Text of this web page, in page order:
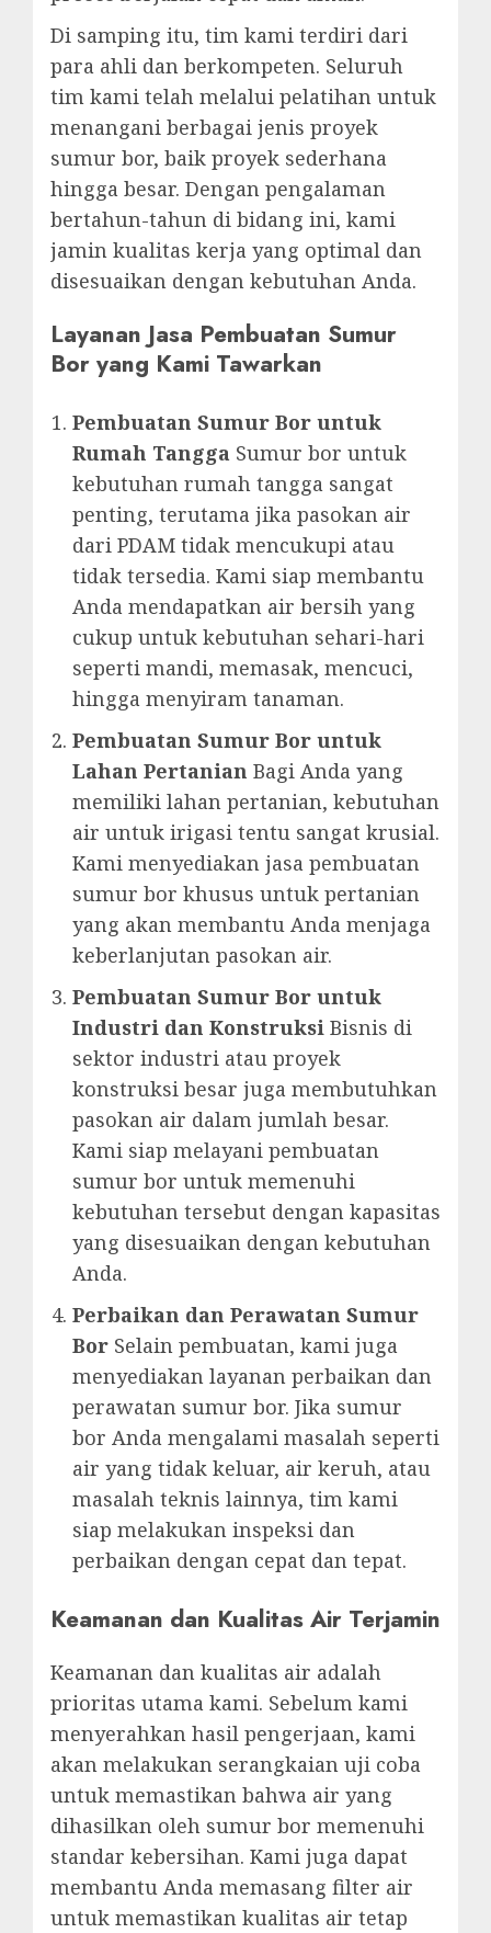
Di samping itu, tim kami terdiri dari
para ahli dan berkompeten. Seluruh
tim kami telah melalui pelatihan untuk
menangani berbagai jenis proyek
sumur bor, baik proyek sederhana
hingga besar. Dengan pengalaman
bertahun-tahun di bidang ini, kami
jamin kualitas kerja yang optimal dan
disesuaikan dengan kebutuhan Anda.
Layanan Jasa Pembuatan Sumur
Bor yang Kami Tawarkan
Pembuatan Sumur Bor untuk
Rumah Tangga Sumur bor untuk
kebutuhan rumah tangga sangat
penting, terutama jika pasokan air
dari PDAM tidak mencukupi atau
tidak tersedia. Kami siap membantu
Anda mendapatkan air bersih yang
cukup untuk kebutuhan sehari-hari
seperti mandi, memasak, mencuci,
hingga menyiram tanaman.
Pembuatan Sumur Bor untuk
Lahan Pertanian Bagi Anda yang
memiliki lahan pertanian, kebutuhan
air untuk irigasi tentu sangat krusial.
Kami menyediakan jasa pembuatan
sumur bor khusus untuk pertanian
yang akan membantu Anda menjaga
keberlanjutan pasokan air.
Pembuatan Sumur Bor untuk
Industri dan Konstruksi Bisnis di
sektor industri atau proyek
konstruksi besar juga membutuhkan
pasokan air dalam jumlah besar.
Kami siap melayani pembuatan
sumur bor untuk memenuhi
kebutuhan tersebut dengan kapasitas
yang disesuaikan dengan kebutuhan
Anda.
Perbaikan dan Perawatan Sumur
Bor Selain pembuatan, kami juga
menyediakan layanan perbaikan dan
perawatan sumur bor. Jika sumur
bor Anda mengalami masalah seperti
air yang tidak keluar, air keruh, atau
masalah teknis lainnya, tim kami
siap melakukan inspeksi dan
perbaikan dengan cepat dan tepat.
Keamanan dan Kualitas Air Terjamin
Keamanan dan kualitas air adalah
prioritas utama kami. Sebelum kami
menyerahkan hasil pengerjaan, kami
akan melakukan serangkaian uji coba
untuk memastikan bahwa air yang
dihasilkan oleh sumur bor memenuhi
standar kebersihan. Kami juga dapat
membantu Anda memasang filter air
untuk memastikan kualitas air tetap